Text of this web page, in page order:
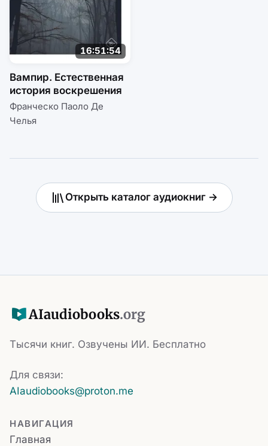
16:51:54
Вампир. Естественная
история воскрешения
Франческо Паоло Де
Челья
Открыть каталог аудиокниг →
AIaudiobooks.org
Тысячи книг. Озвучены ИИ. Бесплатно
Для связи:
AIaudiobooks@proton.me
НАВИГАЦИЯ
Главная